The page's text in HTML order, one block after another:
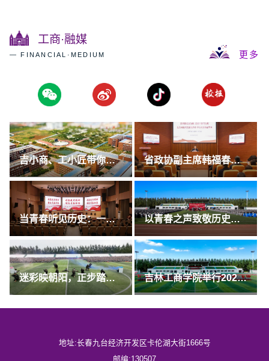
工商·融媒
— FINANCIAL·MEDIUM 更多
吉小商、工小匠带你云游校园啦！ 省政协副主席韩福春到吉林工商学院讲授思政课
当青春听见历史：一堂穿越七十余载的初心课 以青春之声致敬历史，用激昂合唱传承精神——我校举办2025级新生合唱比赛
迷彩映朝阳，正步踏铿锵——学校举行2025级学生军训成果展示暨总结表彰大会 吉林工商学院举行2025级新生开学典礼
地址:长春九台经济开发区卡伦湖大街1666号
邮编:130507